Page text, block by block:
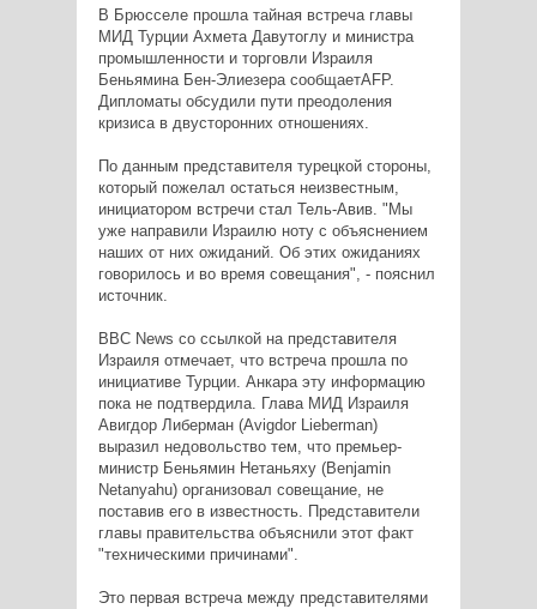
В Брюсселе прошла тайная встреча главы
МИД Турции Ахмета Давутоглу и министра
промышленности и торговли Израиля
Беньямина Бен-Элиезера сообщаетAFP.
Дипломаты обсудили пути преодоления
кризиса в двусторонних отношениях.
По данным представителя турецкой стороны,
который пожелал остаться неизвестным,
инициатором встречи стал Тель-Авив. "Мы
уже направили Израилю ноту с объяснением
наших от них ожиданий. Об этих ожиданиях
говорилось и во время совещания", - пояснил
источник.
BBC News со ссылкой на представителя
Израиля отмечает, что встреча прошла по
инициативе Турции. Анкара эту информацию
пока не подтвердила. Глава МИД Израиля
Авигдор Либерман (Avigdor Lieberman)
выразил недовольство тем, что премьер-
министр Беньямин Нетаньяху (Benjamin
Netanyahu) организовал совещание, не
поставив его в известность. Представители
главы правительства объяснили этот факт
"техническими причинами".
Это первая встреча между представителями